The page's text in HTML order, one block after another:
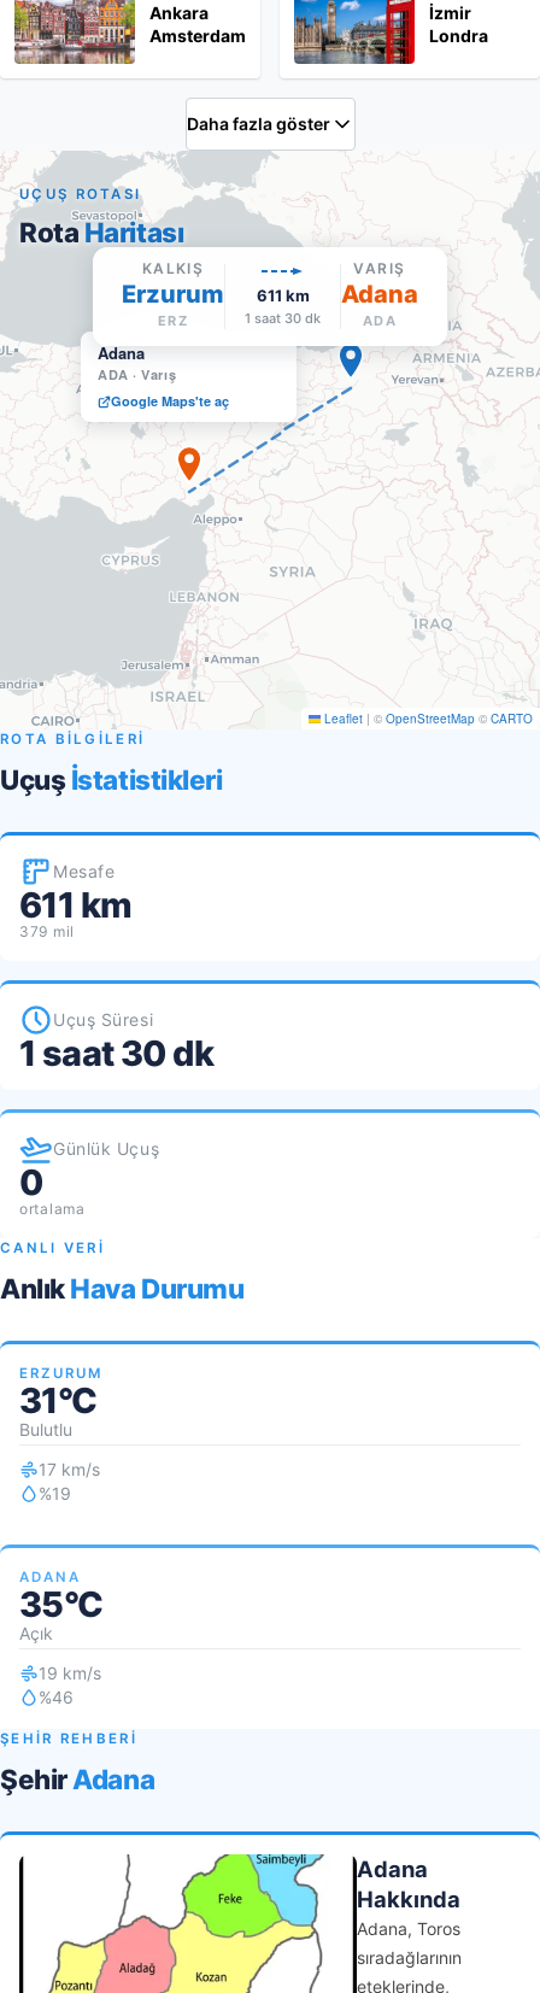
Ankara
Amsterdam
İzmir
Londra
Daha fazla göster
Adana
ADA ·Varış
Google Maps'te aç
Leaflet | © OpenStreetMap © CARTO
UÇUŞ ROTASI
Rota Haritası
KALKIŞ
Erzurum
ERZ
611 km
1 saat 30 dk
VARIŞ
Adana
ADA
ROTA BİLGİLERİ
Uçuş İstatistikleri
Mesafe
611 km
379 mil
Uçuş Süresi
1 saat 30 dk
Günlük Uçuş
0
ortalama
CANLI VERİ
AnlıkHava Durumu
ERZURUM
31°C
Bulutlu
17 km/s
%19
ADANA
35°C
Açık
19 km/s
%46
ŞEHİR REHBERİ
ŞehirAdana
Adana
Hakkında
Adana, Toros
sıradağlarının
eteklerinde,